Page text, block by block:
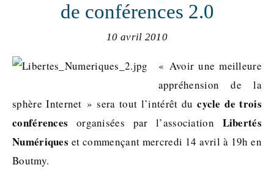
de conférences 2.0
10 avril 2010
« Avoir une meilleure
appréhension de la
sphère Internet » sera tout l’intérêt ducycle de trois
conférences organisées par l’association Libertés
Numériques et commençant mercredi 14 avril à 19h en
Boutmy.